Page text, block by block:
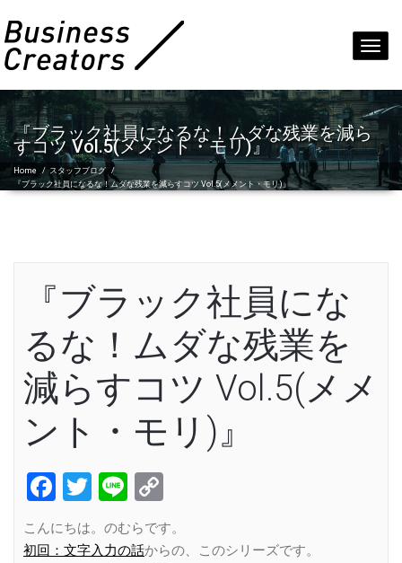
『ブラック社員になるな！ムダな残業を減ら
すコツ Vol.5(メメント・モリ)』
Home /スタッフブログ /
『ブラック社員になるな！ムダな残業を減らすコツ Vol.5(メメント・モリ)』
『ブラック社員にな
るな！ムダな残業を
減らすコツ Vol.5(メメ
ント・モリ)』
Facebook
Twitter
Line
Link
こんにちは。のむらです。
初回：文字入力の話からの、このシリーズです。